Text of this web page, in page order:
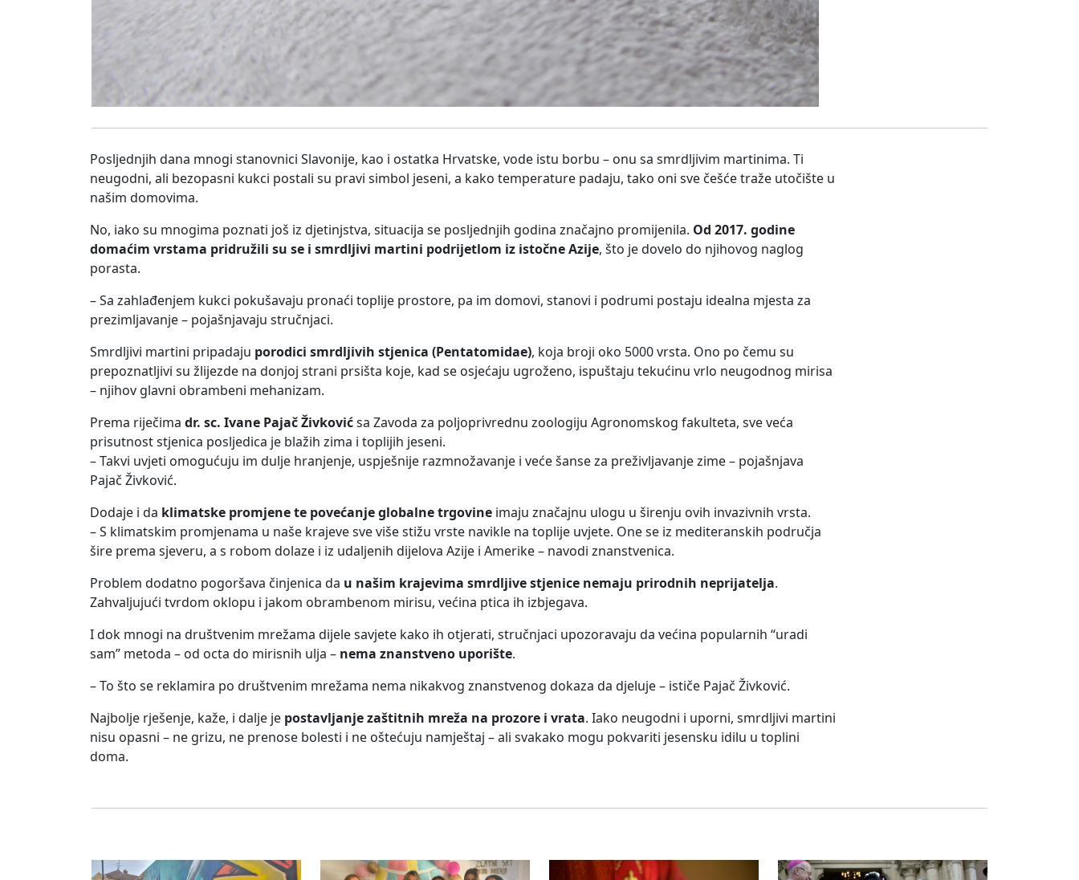
Posljednjih dana mnogi stanovnici Slavonije, kao i ostatka Hrvatske, vode istu borbu – onu sa smrdljivim martinima. Ti
neugodni, ali bezopasni kukci postali su pravi simbol jeseni, a kako temperature padaju, tako oni sve češće traže utočište u
našim domovima.
No, iako su mnogima poznati još iz djetinjstva, situacija se posljednjih godina značajno promijenila. Od 2017. godine
domaćim vrstama pridružili su se i smrdljivi martini podrijetlom iz istočne Azije, što je dovelo do njihovog naglog
porasta.
– Sa zahlađenjem kukci pokušavaju pronaći toplije prostore, pa im domovi, stanovi i podrumi postaju idealna mjesta za
prezimljavanje – pojašnjavaju stručnjaci.
Smrdljivi martini pripadaju porodici smrdljivih stjenica (Pentatomidae), koja broji oko 5000 vrsta. Ono po čemu su
prepoznatljivi su žlijezde na donjoj strani prsišta koje, kad se osjećaju ugroženo, ispuštaju tekućinu vrlo neugodnog mirisa
– njihov glavni obrambeni mehanizam.
Prema riječima dr. sc. Ivane Pajač Živkovićsa Zavoda za poljoprivrednu zoologiju Agronomskog fakulteta, sve veća
prisutnost stjenica posljedica je blažih zima i toplijih jeseni.
– Takvi uvjeti omogućuju im dulje hranjenje, uspješnije razmnožavanje i veće šanse za preživljavanje zime – pojašnjava
Pajač Živković.
Dodaje i da klimatske promjene te povećanje globalne trgovine imaju značajnu ulogu u širenju ovih invazivnih vrsta.
– S klimatskim promjenama u naše krajeve sve više stižu vrste navikle na toplije uvjete. One se iz mediteranskih područja
šire prema sjeveru, a s robom dolaze i iz udaljenih dijelova Azije i Amerike – navodi znanstvenica.
Problem dodatno pogoršava činjenica da u našim krajevima smrdljive stjenice nemaju prirodnih neprijatelja.
Zahvaljujući tvrdom oklopu i jakom obrambenom mirisu, većina ptica ih izbjegava.
I dok mnogi na društvenim mrežama dijele savjete kako ih otjerati, stručnjaci upozoravaju da većina popularnih “uradi
sam” metoda – od octa do mirisnih ulja – nema znanstveno uporište.
– To što se reklamira po društvenim mrežama nema nikakvog znanstvenog dokaza da djeluje – ističe Pajač Živković.
Najbolje rješenje, kaže, i dalje je postavljanje zaštitnih mreža na prozore i vrata. Iako neugodni i uporni, smrdljivi martini
nisu opasni – ne grizu, ne prenose bolesti i ne oštećuju namještaj – ali svakako mogu pokvariti jesensku idilu u toplini
doma.